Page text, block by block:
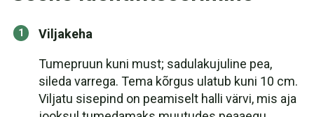
Viljakeha
Tumepruun kuni must; sadulakujuline pea,
sileda varrega. Tema kõrgus ulatub kuni 10 cm.
Viljatu sisepind on peamiselt halli värvi, mis aja